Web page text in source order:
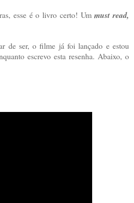
esse é o livro certo! Ummust read,
de ser, o filme já foi lançado e estou
escrevo esta resenha. Abaixo, o